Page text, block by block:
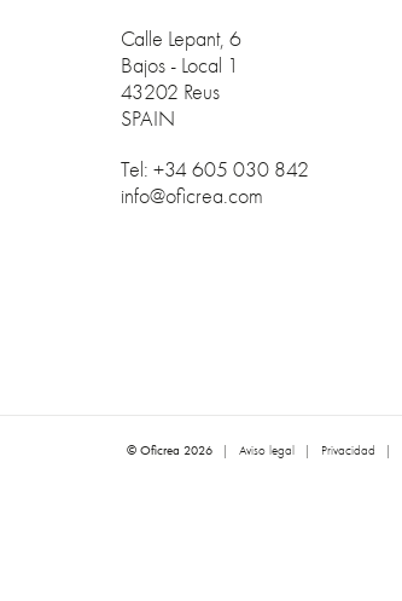
Calle Lepant, 6
Bajos - Local 1
43202 Reus
SPAIN
Tel: +34 605 030 842
info@oficrea.com
© Oficrea 2026 Aviso legal Privacidad